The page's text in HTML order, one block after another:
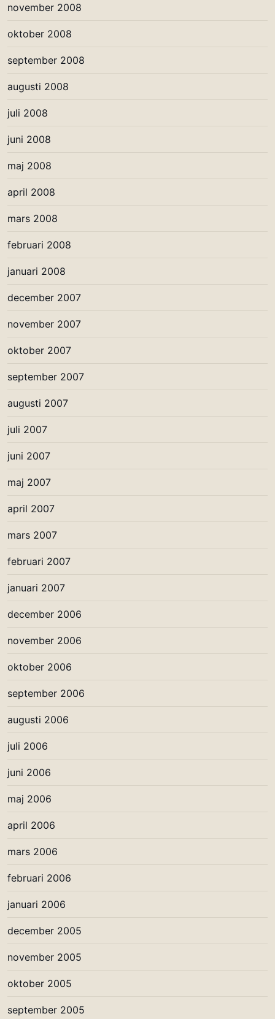
november 2008
oktober 2008
september 2008
augusti 2008
juli 2008
juni 2008
maj 2008
april 2008
mars 2008
februari 2008
januari 2008
december 2007
november 2007
oktober 2007
september 2007
augusti 2007
juli 2007
juni 2007
maj 2007
april 2007
mars 2007
februari 2007
januari 2007
december 2006
november 2006
oktober 2006
september 2006
augusti 2006
juli 2006
juni 2006
maj 2006
april 2006
mars 2006
februari 2006
januari 2006
december 2005
november 2005
oktober 2005
september 2005